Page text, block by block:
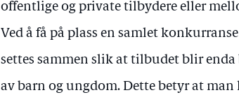
offentlige og private tilbydere eller
Ved å få på plass en samlet
settes sammen slik at tilbudet blir
av barn og ungdom. Dette betyr at